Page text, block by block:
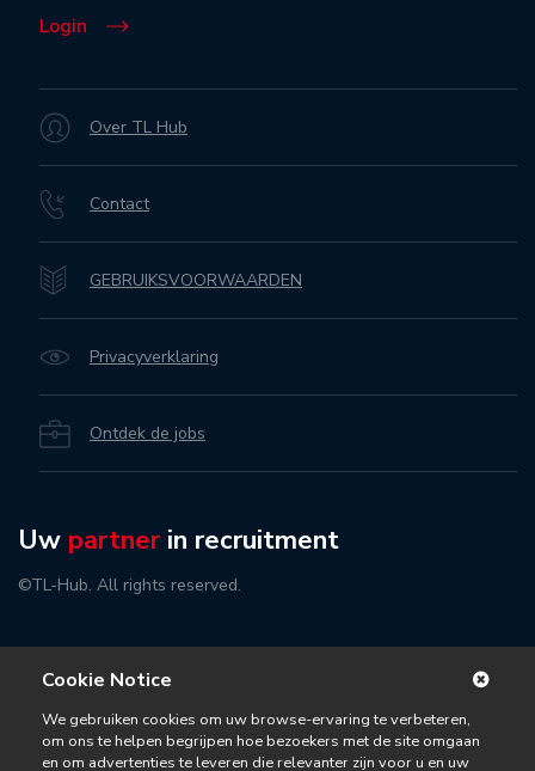
Login
Over TL Hub
Contact
GEBRUIKSVOORWAARDEN
Privacyverklaring
Ontdek de jobs
Uw partner in recruitment
©TL-Hub. All rights reserved.
Cookie Notice
We gebruiken cookies om uw browse-ervaring te verbeteren,
om ons te helpen begrijpen hoe bezoekers met de site omgaan
en om advertenties te leveren die relevanter zijn voor u en uw